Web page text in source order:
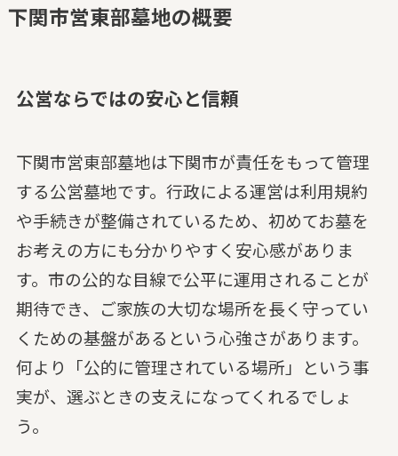
下関市営東部墓地の概要
公営ならではの安心と信頼
下関市営東部墓地は下関市が責任をもって管理
する公営墓地です。行政による運営は利用規約
や手続きが整備されているため、初めてお墓を
お考えの方にも分かりやすく安心感がありま
す。市の公的な目線で公平に運用されることが
期待でき、ご家族の大切な場所を長く守ってい
くための基盤があるという心強さがあります。
何より「公的に管理されている場所」という事
実が、選ぶときの支えになってくれるでしょ
う。